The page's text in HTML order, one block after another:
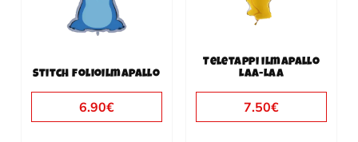
Stitch folioilmapallo
6.90€
Teletappi ilmapallo
Laa-Laa
7.50€